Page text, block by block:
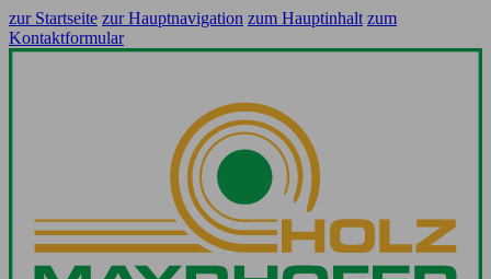
zur Startseite zur Hauptnavigation zum Hauptinhalt zum
Kontaktformular